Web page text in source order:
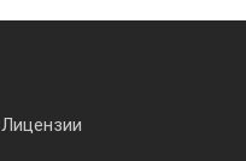
Лицензии